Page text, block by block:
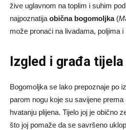
žive uglavnom na toplim i suhim
najpoznatija obična bogomoljka(
može pronaći na livadama, poljima
Izgled i građa tijela
Bogomoljka se lako prepoznaje po
parom nogu koje su savijene
hvatanju plijena. Tijelo joj je obično
što joj pomaže da se savršeno